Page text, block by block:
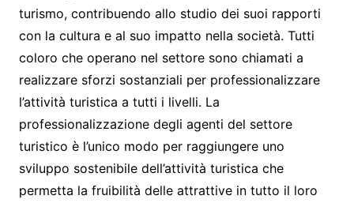
turismo, contribuendo allo studio dei suoi rapporti
con la cultura e al suo impatto nella società. Tutti
coloro che operano nel settore sono chiamati a
realizzare sforzi sostanziali per professionalizzare
l’attività turistica a tutti i livelli. La
professionalizzazione degli agenti del settore
turistico è l’unico modo per raggiungere uno
sviluppo sostenibile dell’attività turistica che
permetta la fruibilità delle attrattive in tutto il loro